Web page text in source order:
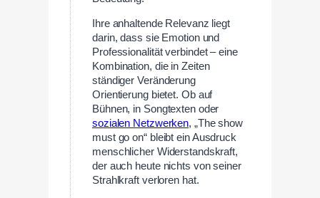
Ihre anhaltende Relevanz liegt
darin, dass sie Emotion und
Professionalität verbindet – eine
Kombination, die in Zeiten
ständiger Veränderung
Orientierung bietet. Ob auf
Bühnen, in Songtexten oder
sozialen Netzwerken, „The show
must go on“ bleibt ein Ausdruck
menschlicher Widerstandskraft,
der auch heute nichts von seiner
Strahlkraft verloren hat.